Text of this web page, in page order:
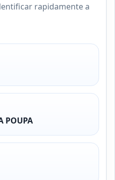
rapidamente a
POUPA